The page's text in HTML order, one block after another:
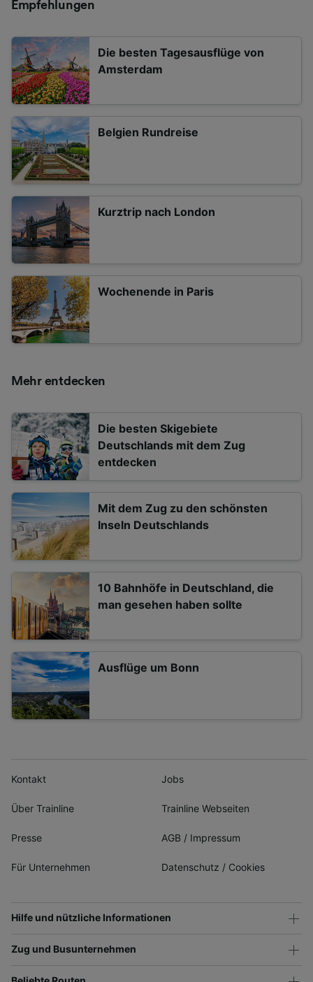
Empfehlungen
Die besten Tagesausflüge von
Amsterdam
Belgien Rundreise
Kurztrip nach London
Wochenende in Paris
Mehr entdecken
Die besten Skigebiete
Deutschlands mit dem Zug
entdecken
Mit dem Zug zu den schönsten
Inseln Deutschlands
10 Bahnhöfe in Deutschland, die
man gesehen haben sollte
Ausflüge um Bonn
Kontakt
Über Trainline
Presse
Für Unternehmen
Jobs
Trainline Webseiten
AGB / Impressum
Datenschutz / Cookies
Hilfe und nützliche Informationen
Zug und Busunternehmen